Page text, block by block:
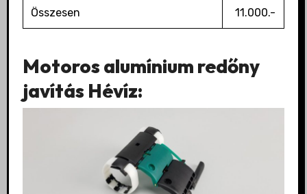
Összesen 11.000.-
Motoros alumínium redőny
javítás Hévíz: